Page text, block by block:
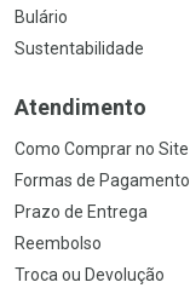
Bulário
Sustentabilidade
Atendimento
Como Comprar no Site
Formas de Pagamento
Prazo de Entrega
Reembolso
Troca ou Devolução